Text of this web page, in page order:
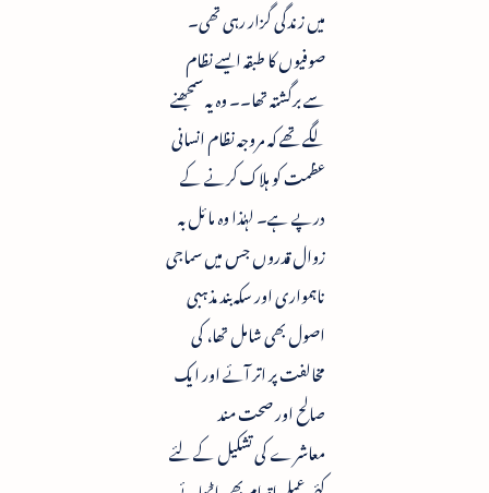
میں زندگی گزار رہی تھی۔
صوفیوں کا طبقہ ایسے نظام
سے برگشتہ تھا۔۔ وہ یہ سمجھنے
لگے تھے کہ مروجہ نظام انسانی
عظمت کو ہلاک کرنے کے
درپے ہے۔ لہٰذا وہ مائل بہ
زوال قدروں جس میں سماجی
ناہمواری اور سکہ بند مذہبی
اصول بھی شامل تھا، کی
مخالفت پر اتر آئے اور ایک
صالح اور صحت مند
معاشرے کی تشکیل کے لئے